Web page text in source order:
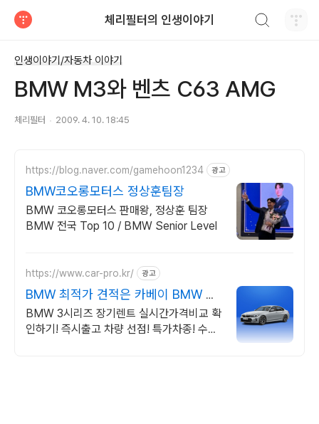
체리필터의 인생이야기
인생이야기/자동차 이야기
BMW M3와 벤츠 C63 AMG
체리필터 2009. 4. 10. 18:45
https://blog.naver.com/gamehoon1234 광고
BMW코오롱모터스 정상훈팀장
BMW 코오롱모터스 판매왕, 정상훈 팀장
BMW 전국 Top 10 / BMW Senior Level
https://www.car-pro.kr/ 광고
BMW 최적가 견적은 카베이 BMW 특
가차량 무료견적
BMW 3시리즈 장기렌트 실시간가격비교 확
인하기! 즉시출고 차량 선점! 특가차종! 수입